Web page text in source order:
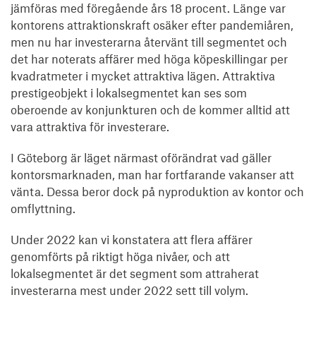
jämföras med föregående års 18 procent. Länge var
kontorens attraktionskraft osäker efter pandemiåren,
men nu har investerarna återvänt till segmentet och
det har noterats affärer med höga köpeskillingar per
kvadratmeter i mycket attraktiva lägen. Attraktiva
prestigeobjekt i lokalsegmentet kan ses som
oberoende av konjunkturen och de kommer alltid att
vara attraktiva för investerare.
I Göteborg är läget närmast oförändrat vad gäller
kontorsmarknaden, man har fortfarande vakanser att
vänta. Dessa beror dock på nyproduktion av kontor och
omflyttning.
Under 2022 kan vi konstatera att flera affärer
genomförts på riktigt höga nivåer, och att
lokalsegmentet är det segment som attraherat
investerarna mest under 2022 sett till volym.